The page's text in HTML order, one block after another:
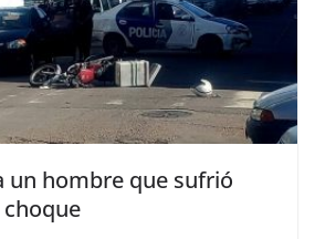
un hombre que sufrió